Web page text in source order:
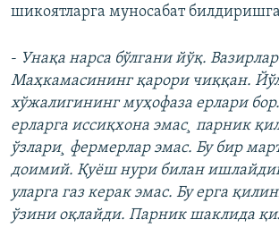
шикоятларга муносабат
- Унақа нарса бўлгани йўқ. Вазирлар
Маҳкамасининг қарори чиққан.
хўжалигининг муҳофаза ерлари
ерларга иссиқхона эмас¸ парник
ўзлари¸ фермерлар эмас. Бу бир
доимий. Қуëш нури билан
уларга газ керак эмас. Бу ерга
ўзини оқлайди. Парник шаклида